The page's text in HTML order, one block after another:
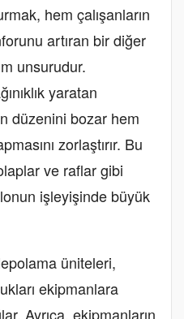
hem çalışanların
artıran bir diğer
unsurudur.
yaratan
düzenini bozar hem
zorlaştırır. Bu
ve raflar gibi
işleyişinde büyük
üniteleri,
ekipmanlara
Ayrıca, ekipmanların